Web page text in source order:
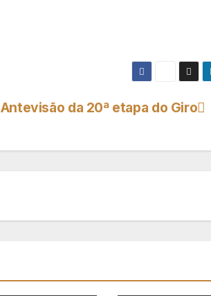
Antevisão da 20ª etapa do Giro